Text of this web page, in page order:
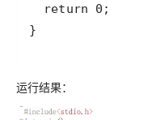
}
运行结果：